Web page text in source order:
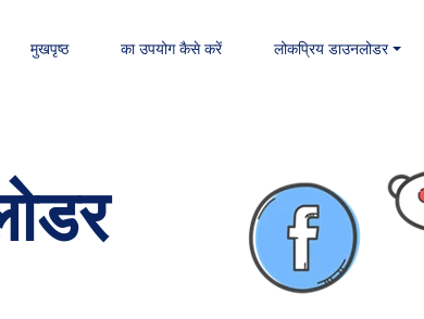
मुखपृष्ठ का उपयोग कैसे करें लोकप्रिय डाउनलोडर